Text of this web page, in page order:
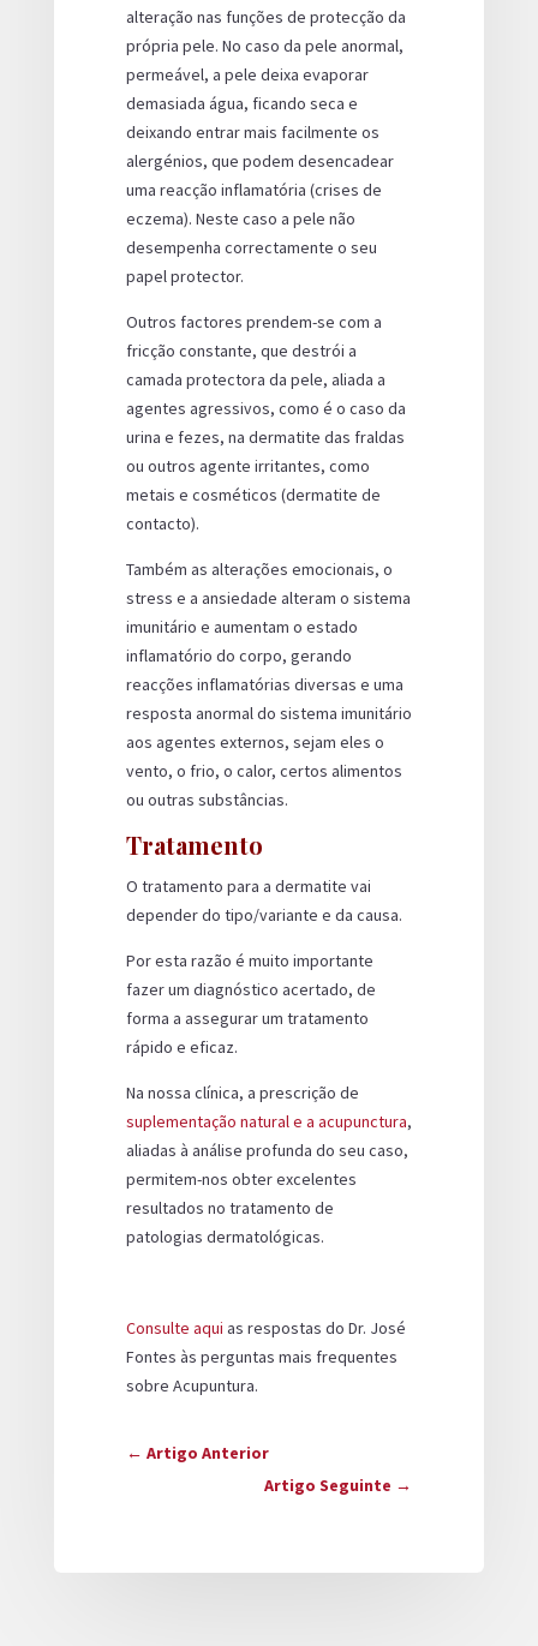
alteração nas funções de protecção da
própria pele. No caso da pele anormal,
permeável, a pele deixa evaporar
demasiada água, ficando seca e
deixando entrar mais facilmente os
alergénios, que podem desencadear
uma reacção inflamatória (crises de
eczema). Neste caso a pele não
desempenha correctamente o seu
papel protector.
Outros factores prendem-se com a
fricção constante, que destrói a
camada protectora da pele, aliada a
agentes agressivos, como é o caso da
urina e fezes, na dermatite das fraldas
ou outros agente irritantes, como
metais e cosméticos (dermatite de
contacto).
Também as alterações emocionais, o
stress e a ansiedade alteram o sistema
imunitário e aumentam o estado
inflamatório do corpo, gerando
reacções inflamatórias diversas e uma
resposta anormal do sistema imunitário
aos agentes externos, sejam eles o
vento, o frio, o calor, certos alimentos
ou outras substâncias.
Tratamento
O tratamento para a dermatite vai
depender do tipo/variante e da causa.
Por esta razão é muito importante
fazer um diagnóstico acertado, de
forma a assegurar um tratamento
rápido e eficaz.
Na nossa clínica, a prescrição de
suplementação natural e a acupunctura,
aliadas à análise profunda do seu caso,
permitem-nos obter excelentes
resultados no tratamento de
patologias dermatológicas.
Consulte aqui as respostas do Dr. José
Fontes às perguntas mais frequentes
sobre Acupuntura.
← Artigo Anterior
Artigo Seguinte →